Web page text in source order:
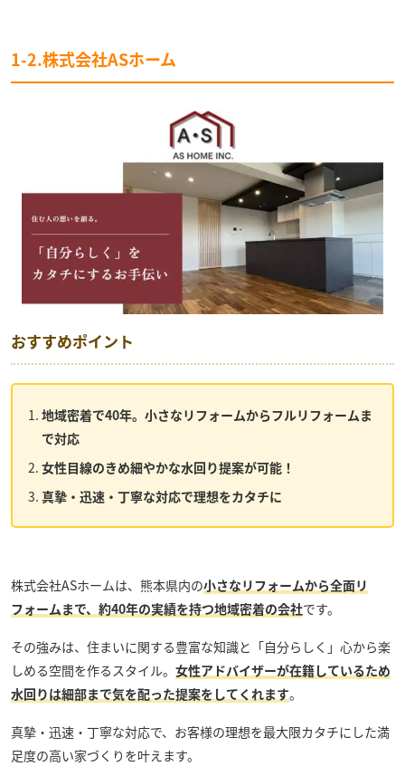
1-2.株式会社ASホーム
おすすめポイント
地域密着で40年。小さなリフォームからフルリフォームま
で対応
女性目線のきめ細やかな水回り提案が可能！
真摯・迅速・丁寧な対応で理想をカタチに
株式会社ASホームは、熊本県内の小さなリフォームから全面リ
フォームまで、約40年の実績を持つ地域密着の会社です。
その強みは、住まいに関する豊富な知識と「自分らしく」心から楽
しめる空間を作るスタイル。 女性アドバイザーが在籍しているため
水回りは細部まで気を配った提案をしてくれます。
真摯・迅速・丁寧な対応で、お客様の理想を最大限カタチにした満
足度の高い家づくりを叶えます。